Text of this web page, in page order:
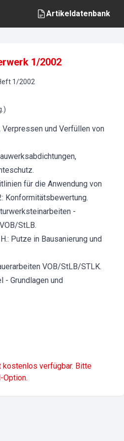
Artikeldatenbank
1/2002
1/2002
Verpressen und Verfüllen von
für die Anwendung von
Konformitätsbewertung.
-
StLB.
Putze in Bausanierung und
VOB/StLB/STLK.
- Grundlagen und
verfügbar. Bitte
Option.